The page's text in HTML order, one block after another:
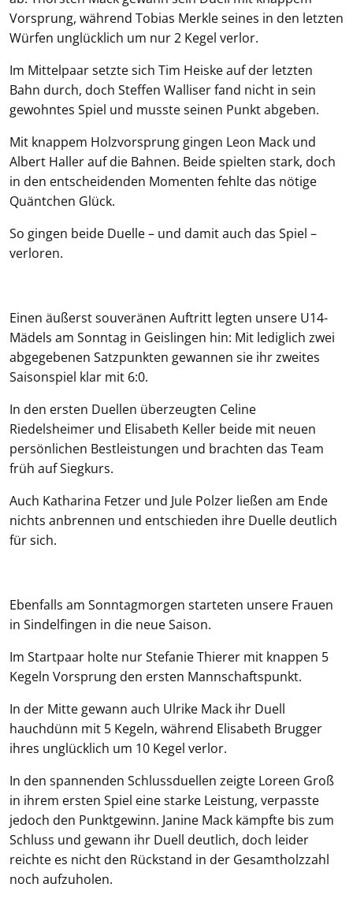
Vorsprung, während Tobias Merkle seines in den letzten
Würfen unglücklich um nur 2 Kegel verlor.
Im Mittelpaar setzte sich Tim Heiske auf der letzten
Bahn durch, doch Steffen Walliser fand nicht in sein
gewohntes Spiel und musste seinen Punkt abgeben.
Mit knappem Holzvorsprung gingen Leon Mack und
Albert Haller auf die Bahnen. Beide spielten stark, doch
in den entscheidenden Momenten fehlte das nötige
Quäntchen Glück.
So gingen beide Duelle – und damit auch das Spiel –
verloren.
Einen äußerst souveränen Auftritt legten unsere U14-
Mädels am Sonntag in Geislingen hin: Mit lediglich zwei
abgegebenen Satzpunkten gewannen sie ihr zweites
Saisonspiel klar mit 6:0.
In den ersten Duellen überzeugten Celine
Riedelsheimer und Elisabeth Keller beide mit neuen
persönlichen Bestleistungen und brachten das Team
früh auf Siegkurs.
Auch Katharina Fetzer und Jule Polzer ließen am Ende
nichts anbrennen und entschieden ihre Duelle deutlich
für sich.
Ebenfalls am Sonntagmorgen starteten unsere Frauen
in Sindelfingen in die neue Saison.
Im Startpaar holte nur Stefanie Thierer mit knappen 5
Kegeln Vorsprung den ersten Mannschaftspunkt.
In der Mitte gewann auch Ulrike Mack ihr Duell
hauchdünn mit 5 Kegeln, während Elisabeth Brugger
ihres unglücklich um 10 Kegel verlor.
In den spannenden Schlussduellen zeigte Loreen Groß
in ihrem ersten Spiel eine starke Leistung, verpasste
jedoch den Punktgewinn. Janine Mack kämpfte bis zum
Schluss und gewann ihr Duell deutlich, doch leider
reichte es nicht den Rückstand in der Gesamtholzzahl
noch aufzuholen.